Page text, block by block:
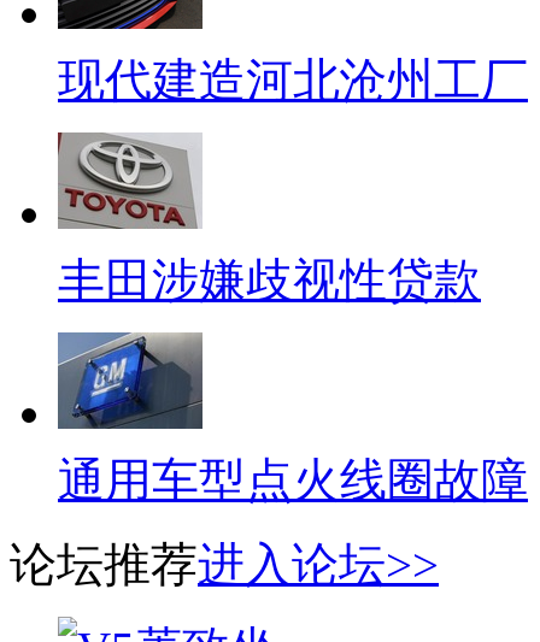
现代建造河北沧州工厂
丰田涉嫌歧视性贷款
通用车型点火线圈故障
论坛推荐进入论坛>>